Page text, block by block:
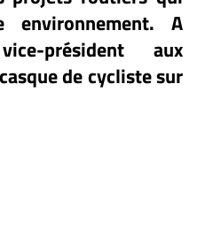
environnement. A
président aux
de cycliste sur